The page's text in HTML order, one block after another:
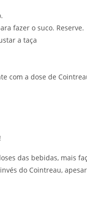
fazer o suco. Reserve.
a taça
com a dose de
das bebidas, mais
do Cointreau,